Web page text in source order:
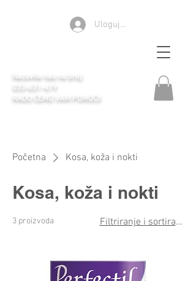
Ulogujte se
Nazovite nas na broj:
033-631-419
RADO ĆEMO VAM POMOĆI!
Početna Kosa, koža i nokti
Kosa, koža i nokti
3 proizvoda Filtriranje i sortiranje